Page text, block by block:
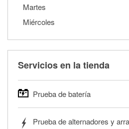
Martes
Miércoles
Servicios en la tienda
Prueba de batería
autos, camionetas, SUVs,
Prueba de alternadores y